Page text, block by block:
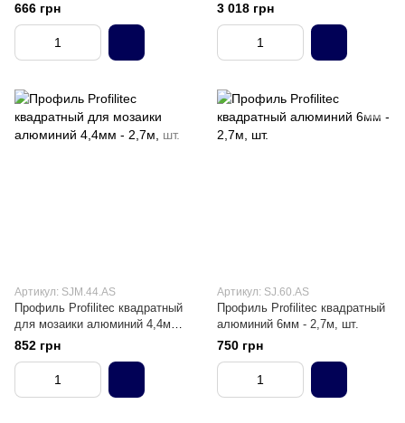
666 грн 3 018 грн
Артикул: SJM.44.AS
Профиль Profilitec квадратный
для мозаики алюминий 4,4мм -
2,7м, шт.
852 грн
Артикул: SJ.60.AS
Профиль Profilitec квадратный
алюминий 6мм - 2,7м, шт.
750 грн